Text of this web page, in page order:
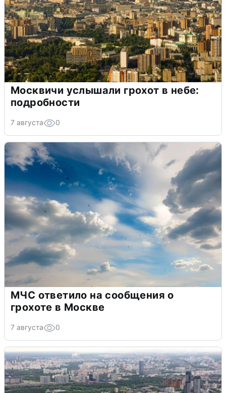
Москвичи услышали грохот в небе:
подробности
7 августа 0
МЧС ответило на сообщения о
грохоте в Москве
7 августа 0